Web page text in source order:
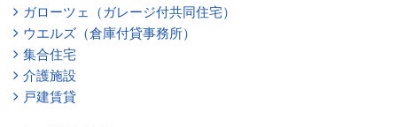
ガローツェ（ガレージ付共同住宅）
ウエルズ（倉庫付貸事務所）
集合住宅
介護施設
戸建賃貸